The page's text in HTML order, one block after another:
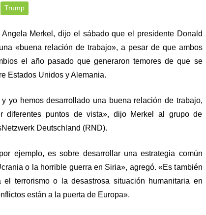
Trump
Angela Merkel, dijo el sábado que el presidente Donald
«buena relación de trabajo», a pesar de que ambos
el año pasado que generaron temores de que se
Estados Unidos y Alemania.
yo hemos desarrollado una buena relación de trabajo,
diferentes puntos de vista», dijo Merkel al grupo de
Deutschland (RND).
ejemplo, es sobre desarrollar una estrategia común
o la horrible guerra en Siria», agregó. «Es también
el terrorismo o la desastrosa situación humanitaria en
están a la puerta de Europa».